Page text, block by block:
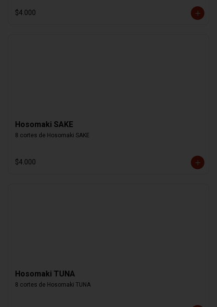
$4.000
Hosomaki SAKE
8 cortes de Hosomaki SAKE
$4.000
Hosomaki TUNA
8 cortes de Hosomaki TUNA